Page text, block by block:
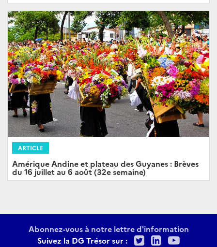
ARTICLE
Amérique Andine et plateau des Guyanes : Brèves
du 16 juillet au 6 août (32e semaine)
Abonnez-vous à notre lettre d'information
Suivez la DG Trésor sur :
TwitterLinkedIn